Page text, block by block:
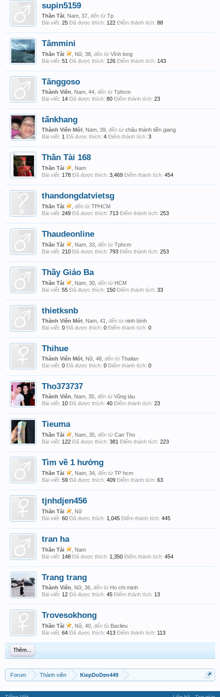
supin5159
Thần Tài , Nam, 37, đến từ Tp
Bài viết: 25 Đã được thích: 122 Điểm thành tích: 88
Tâmmini
Thần Tài , Nữ, 38, đến từ Vĩnh long
Bài viết: 51 Đã được thích: 126 Điểm thành tích: 143
Tănggoso
Thành Viên , Nam, 44, đến từ Tphcm
Bài viết: 14 Đã được thích: 80 Điểm thành tích: 23
tấnkhang
Thành Viên Mới , Nam, 39, đến từ châu thành tiền giang
Bài viết: 1 Đã được thích: 4 Điểm thành tích: 3
Thần Tài 168
Thần Tài
, Nam
Bài viết: 178 Đã được thích: 3,469 Điểm thành tích: 454
thandongdatvietsg
Thần Tài đến từ TPHCM
Bài viết: 249 Đã được thích: 713 Điểm thành tích: 253
Thaudeonline
Thần Tài , Nam, 33, đến từ Tphcm
Bài viết: 210 Đã được thích: 793 Điểm thành tích: 253
Thầy Giáo Ba
Thần Tài , Nam, 30, đến từ HCM
Bài viết: 55 Đã được thích: 150 Điểm thành tích: 33
thietksnb
Thành Viên Mới , Nam, 41, đến từ ninh bình
Bài viết: 0 Đã được thích: 0 Điểm thành tích: 0
Thihue
Thành Viên Mới , Nữ, 48, đến từ Thailan
Bài viết: 0 Đã được thích: 0 Điểm thành tích: 0
Tho373737
Thành Viên , Nam, 35, đến từ Vũng tàu
Bài viết: 10 Đã được thích: 40 Điểm thành tích: 23
Tieuma
Thần Tài , Nam, 35, đến từ Can Tho
Bài viết: 122 Đã được thích: 381 Điểm thành tích: 223
Tìm về 1 hướng
Thần Tài , Nam, 34, đến từ TP hcm
Bài viết: 59 Đã được thích: 409 Điểm thành tích: 63
tjnhdjen456
Thần Tài
, Nữ
Bài viết: 60 Đã được thích: 1,045 Điểm thành tích: 445
tran ha
Thần Tài
, Nam
Bài viết: 148 Đã được thích: 1,350 Điểm thành tích: 454
Trang trang
Thành Viên , Nữ, 36, đến từ Ho chi minh
Bài viết: 12 Đã được thích: 45 Điểm thành tích: 13
Trovesokhong
Thần Tài , Nữ, 40, đến từ Baclieu
Bài viết: 64 Đã được thích: 413 Điểm thành tích: 113
Thêm...
Forum Thành viên KiepDoDen449